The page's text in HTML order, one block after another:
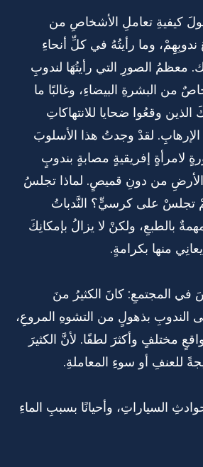
كيفيةِ تعاملِ الأشخاصِ من
وما رأيتُهُ في كلِّ أنحاءِ
معظمُ الصورِ التي رأيتُهَا لندوبِ
من البشرةِ البيضاءِ، وغالبًا ما
وقعُوا ضحايا للانتهاكاتِ
الإرهابِ. لقدْ وجدتُ هذا الأسلوبَ
لامرأةٍ إفريقيةٍ مصابةٍ بندوبٍ
من دونِ قميصٍ. لماذا تجلسُ
تجلسْ على كرسيٍّ؟ النَّدباتُ
بالطبعِ، ولكنْ لا يزالُ بإمكانِكَ
منها بكرامةٍ.
في المجتمعِ: كانَ الكثيرُ منَ
الندوبِ بذهولٍ من التشوهِ المروعِ،
مختلفٍ وأكثرَ لطفًا. لأنَّ الكثيرَ
للعنفِ أو سوءِ المعاملةِ.
السياراتِ، وأحيانًا بسببِ الماءِ